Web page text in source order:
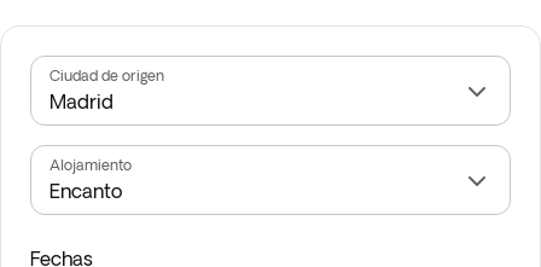
Ciudad de origen
Alojamiento
Fechas